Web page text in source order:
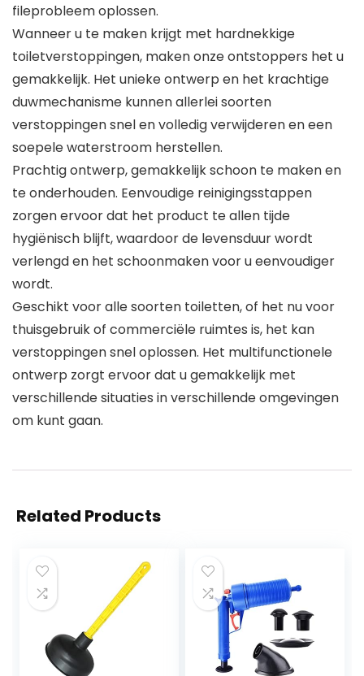
fileprobleem oplossen.
Wanneer u te maken krijgt met hardnekkige
toiletverstoppingen, maken onze ontstoppers het u
gemakkelijk. Het unieke ontwerp en het krachtige
duwmechanisme kunnen allerlei soorten
verstoppingen snel en volledig verwijderen en een
soepele waterstroom herstellen.
Prachtig ontwerp, gemakkelijk schoon te maken en
te onderhouden. Eenvoudige reinigingsstappen
zorgen ervoor dat het product te allen tijde
hygiënisch blijft, waardoor de levensduur wordt
verlengd en het schoonmaken voor u eenvoudiger
wordt.
Geschikt voor alle soorten toiletten, of het nu voor
thuisgebruik of commerciële ruimtes is, het kan
verstoppingen snel oplossen. Het multifunctionele
ontwerp zorgt ervoor dat u gemakkelijk met
verschillende situaties in verschillende omgevingen
om kunt gaan.
Related Products